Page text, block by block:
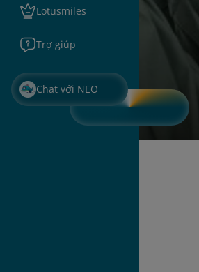
Lotusmiles
Trợ giúp
Chat với NEO